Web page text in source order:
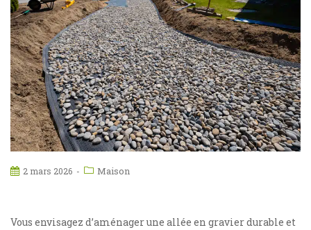
2 mars 2026 Maison
Vous envisagez d’aménager une allée en gravier durable et